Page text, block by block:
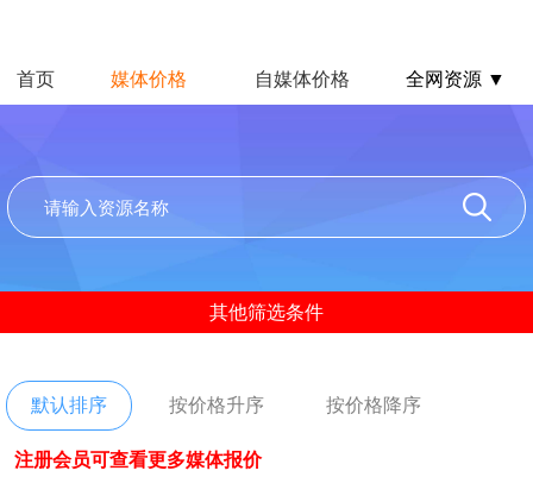
首页 媒体价格 自媒体价格 全网资源 ▼
其他筛选条件
默认排序 按价格升序 按价格降序
注册会员可查看更多媒体报价